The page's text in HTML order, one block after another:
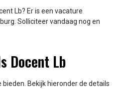
Lb? Er is een vacature
Solliciteer vandaag nog en
Docent Lb
Bekijk hieronder de details